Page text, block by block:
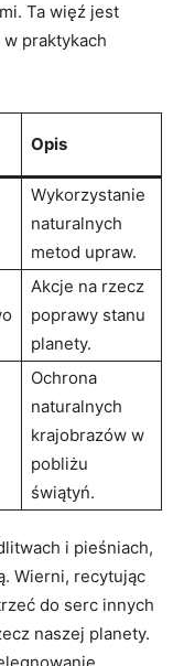
Ta więź jest
praktykach
Opis
Wykorzystanie
naturalnych
metod ⁤upraw.
Akcje na rzecz
poprawy stanu
planety.
Ochrona
naturalnych
krajobrazów w
pobliżu
świątyń.
i pieśniach,
Wierni, recytując
​do serc innych
naszej planety.​